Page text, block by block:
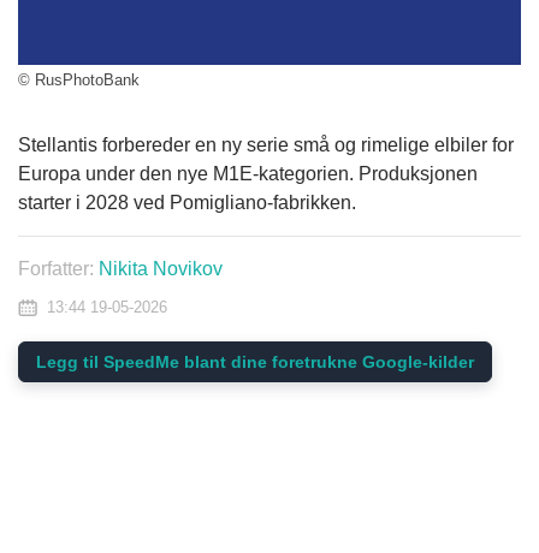
© RusPhotoBank
Stellantis forbereder en ny serie små og rimelige elbiler for
Europa under den nye M1E-kategorien. Produksjonen
starter i 2028 ved Pomigliano-fabrikken.
Forfatter: Nikita Novikov
13:44 19-05-2026
Legg til SpeedMe blant dine foretrukne Google-kilder